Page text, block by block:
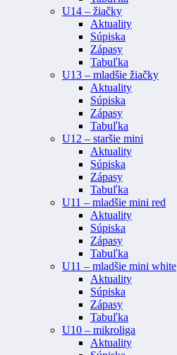
U14 – žiačky
Aktuality
Súpiska
Zápasy
Tabuľka
U13 – mladšie žiačky
Aktuality
Súpiska
Zápasy
Tabuľka
U12 – staršie mini
Aktuality
Súpiska
Zápasy
Tabuľka
U11 – mladšie mini red
Aktuality
Súpiska
Zápasy
Tabuľka
U11 – mladšie mini white
Aktuality
Súpiska
Zápasy
Tabuľka
U10 – mikroliga
Aktuality